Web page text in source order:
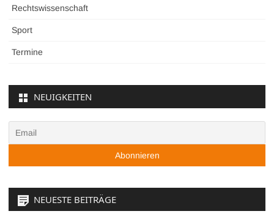
Rechtswissenschaft
Sport
Termine
NEUIGKEITEN
NEUESTE BEITRÄGE